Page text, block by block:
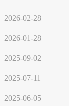
2026-02-28
2026-01-28
2025-09-02
2025-07-11
2025-06-05